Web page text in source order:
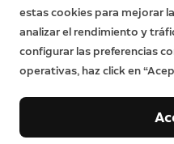
estas cookies para mejorar
analizar el rendimiento y
configurar las preferencias
operativas, haz click en